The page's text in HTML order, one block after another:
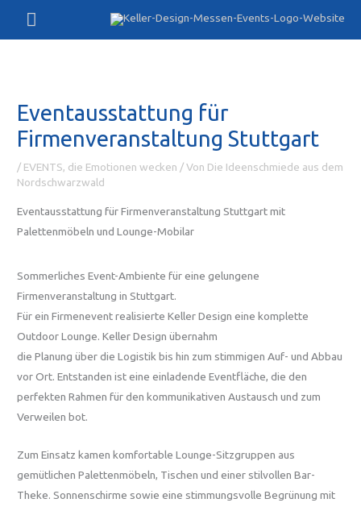
Hauptmenü
Eventausstattung für
Firmenveranstaltung Stuttgart
/ EVENTS, die Emotionen wecken / Von Die Ideenschmiede aus dem
Nordschwarzwald
Eventausstattung für Firmenveranstaltung Stuttgart mit
Palettenmöbeln und Lounge-Mobilar
Sommerliches Event-Ambiente für eine gelungene
Firmenveranstaltung in Stuttgart.
Für ein Firmenevent realisierte Keller Design eine komplette
Outdoor Lounge. Keller Design übernahm
die Planung über die Logistik bis hin zum stimmigen Auf- und Abbau
vor Ort. Entstanden ist eine einladende Eventfläche, die den
perfekten Rahmen für den kommunikativen Austausch und zum
Verweilen bot.
Zum Einsatz kamen komfortable Lounge-Sitzgruppen aus
gemütlichen Palettenmöbeln, Tischen und einer stilvollen Bar-
Theke. Sonnenschirme sowie eine stimmungsvolle Begrünung mit